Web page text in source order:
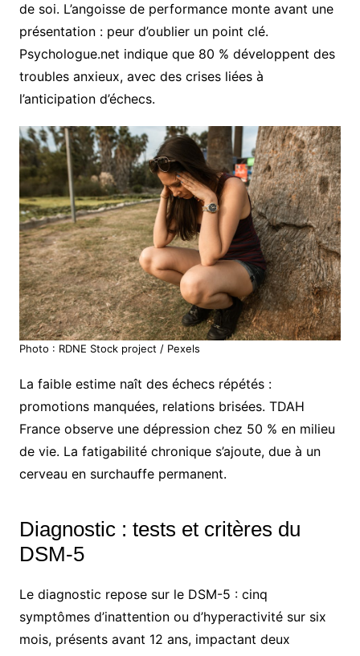
de soi. L’angoisse de performance monte avant une
présentation : peur d’oublier un point clé.
Psychologue.net indique que 80 % développent des
troubles anxieux, avec des crises liées à
l’anticipation d’échecs.
Photo : RDNE Stock project / Pexels
La faible estime naît des échecs répétés :
promotions manquées, relations brisées. TDAH
France observe une dépression chez 50 % en milieu
de vie. La fatigabilité chronique s’ajoute, due à un
cerveau en surchauffe permanent.
Diagnostic : tests et critères du
DSM-5
Le diagnostic repose sur le DSM-5 : cinq
symptômes d’inattention ou d’hyperactivité sur six
mois, présents avant 12 ans, impactant deux